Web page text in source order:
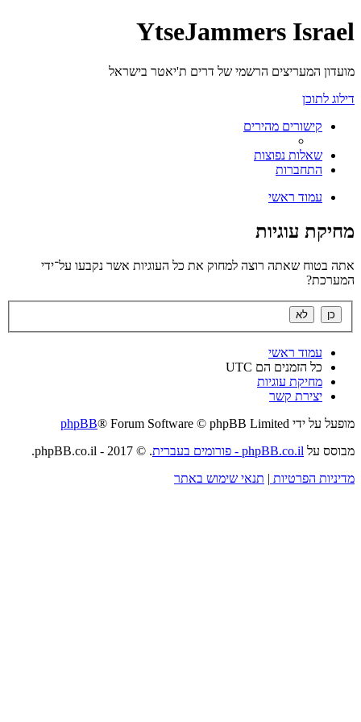
YtseJammers Israel
מועדון המעריצים הרשמי של דרים ת'יאטר בישראל
דילוג לתוכן
קישורים מהירים
שאלות נפוצות
התחברות
עמוד ראשי
מחיקת עוגיות
אתה בטוח שאתה רוצה למחוק את כל העוגיות אשר נקבעו על־ידי
המערכת?
עמוד ראשי
כל הזמנים הם UTC
מחיקת עוגיות
יצירת קשר
מופעל על ידי
phpBB® Forum Software © phpBB Limited
מבוסס על phpBB.co.il - פורומים בעברית
. © 2017 - phpBB.co.il.
מדיניות הפרטיות | תנאי שימוש באתר